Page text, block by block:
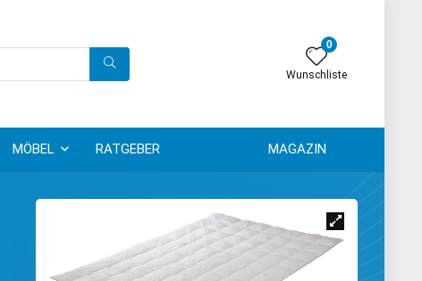
0
Wunschliste
MÖBEL RATGEBER MAGAZIN